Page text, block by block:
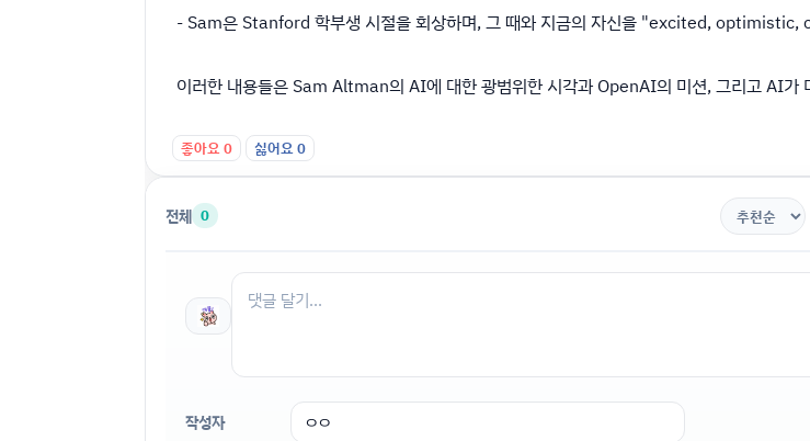
- Sam은 Stanford 학부생 시절을 회상하며, 그 때와 지금의 자신을 "excited, optimistic,
이러한 내용들은 Sam Altman의 AI에 대한 광범위한 시각과 OpenAI의 미션, 그리고 AI가
좋아요0 싫어요0
전체 0
작성자